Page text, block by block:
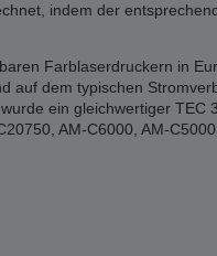
indem der
Farblaserdruckern in
auf dem typischen
ein gleichwertiger
AM-C6000, AM-